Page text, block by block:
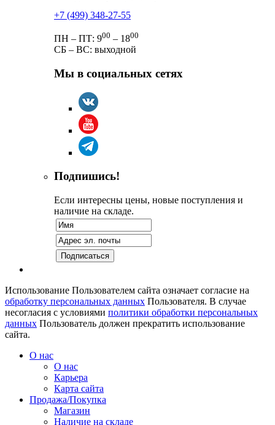
+7 (499) 348-27-55
ПН – ПТ: 900 – 1800
СБ – ВС: выходной
Мы в социальных сетях
Подпишись!
Если интересны цены, новые поступления и
наличие на складе.
Использование Пользователем сайта означает согласие на
обработку персональных данных Пользователя. В случае
несогласия с условиями политики обработки персональных
данных Пользователь должен прекратить использование
сайта.
О нас
О нас
Карьера
Карта сайта
Продажа/Покупка
Магазин
Наличие на складе